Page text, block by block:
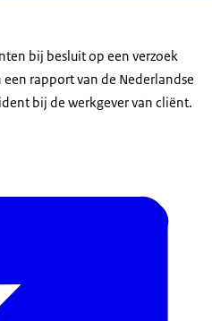
bij besluit op een verzoek
rapport van de Nederlandse
bij de werkgever van cliënt.